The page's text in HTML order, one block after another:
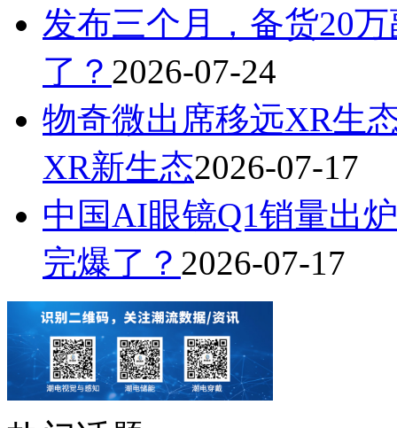
发布三个月，备货20
了？ 2026-07-24
物奇微出席移远XR生
XR新生态2026-07-17
中国AI眼镜Q1销量出
完爆了？ 2026-07-17